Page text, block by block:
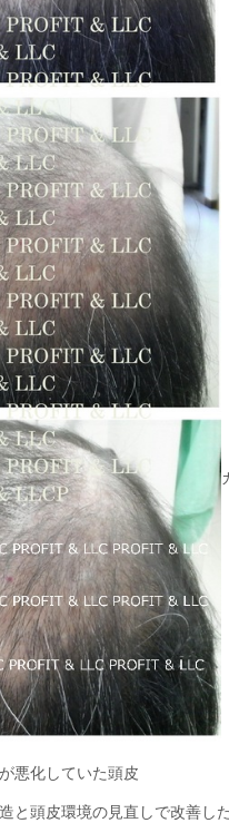
悪化していた頭皮
頭皮環境の見直しで改善した